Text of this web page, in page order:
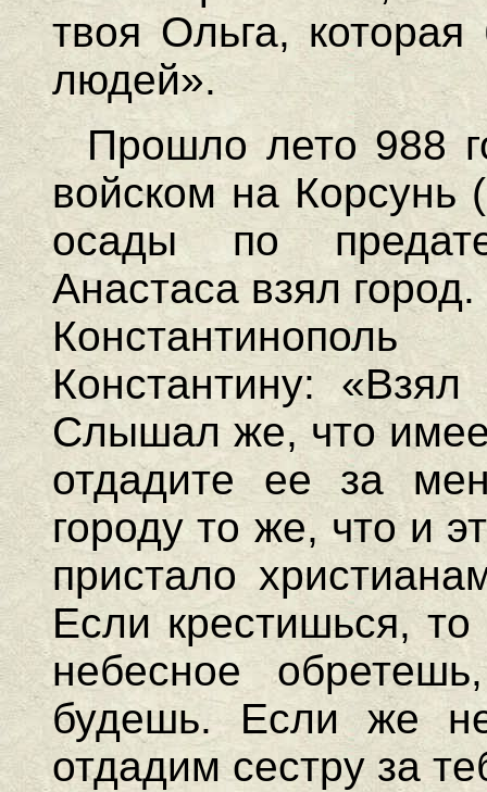
твоя Ольга,
людей».
Прошло лето 988
войском на Корсунь
осады по
Анастаса взял
Константину:
Слышал же, что
отдадите ее за
городу то же, что и
пристало
Если крестишься,
небесное
будешь. Если же
отдадим сестру за